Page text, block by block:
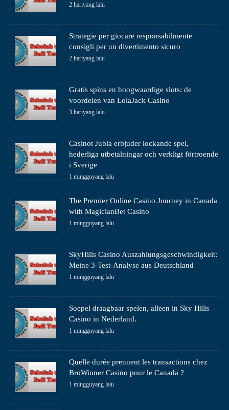
2 hariyang lalu
Strategie per giocare responsabilmente
consigli per un divertimento sicuro
2 hariyang lalu
Gratis spins en hoogwaardige slots: de
voordelen van LolaJack Casino
3 hariyang lalu
Casinot Jubla erbjuder lockande spel,
hederliga utbetalningar och verkligt förtroende
i Sverige
1 mingguyang lalu
The Premier Online Casino Journey in Canada
with MagicianBet Casino
1 mingguyang lalu
SkyHills Casino Auszahlungsgeschwindigkeit:
Meine 3-Test-Analyse aus Deutschland
1 mingguyang lalu
Soepel draagbaar spelen, alleen in Sky Hills
Casino in Nederland.
1 mingguyang lalu
Quelle durée prennent les transactions chez
BroWinner Casino pour le Canada ?
1 mingguyang lalu